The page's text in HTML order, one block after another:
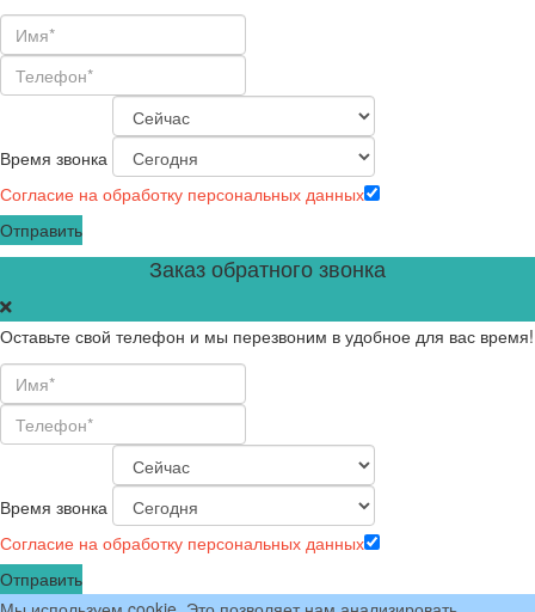
Время звонка
Согласие на обработку персональных данных
Отправить
Заказ обратного звонка
Оставьте свой телефон и мы перезвоним в удобное для вас время!
Время звонка
Согласие на обработку персональных данных
Отправить